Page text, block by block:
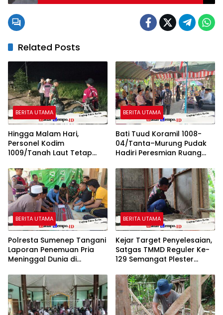
Related Posts
BERITA UTAMA
Hingga Malam Hari,
Personel Kodim
1009/Tanah Laut Tetap
Lokasi
BERITA UTAMA
Bati Tuud Koramil 1008-
04/Tanta–Murung Pudak
Hadiri Peresmian Ruang
di Desa Padangin
BERITA UTAMA
Polresta Sumenep Tangani
Laporan Penemuan Pria
Meninggal Dunia di
BERITA UTAMA
Kejar Target Penyelesaian,
Satgas TMMD Reguler Ke-
129 Semangat Plester